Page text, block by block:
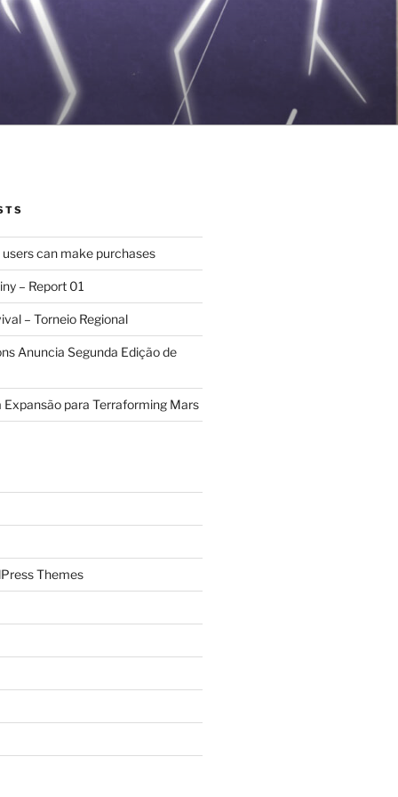
can make purchases
– Report 01
– Torneio Regional
Anuncia Segunda Edição de
Expansão para Terraforming Mars
Themes